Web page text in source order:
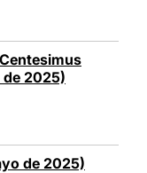
de 2025)
de 2025)